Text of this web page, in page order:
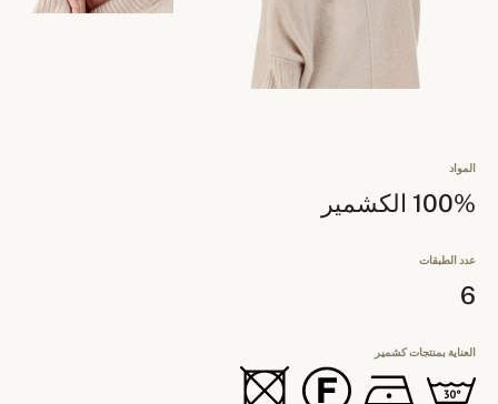
المواد
100% الكشمير
عدد الطبقات
6
العناية بمنتجات كشمير